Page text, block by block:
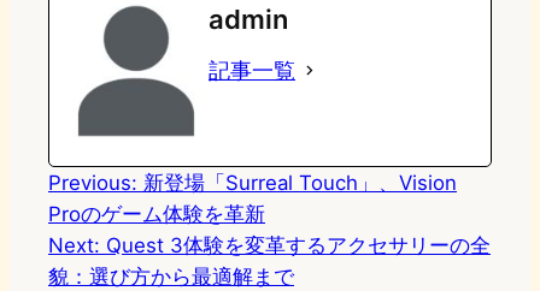
o
d
n
s
k
k
admin
記事一覧
Previous: 新登場「Surreal Touch」、Vision
Proのゲーム体験を革新
Next: Quest 3体験を変革するアクセサリーの全
貌：選び方から最適解まで